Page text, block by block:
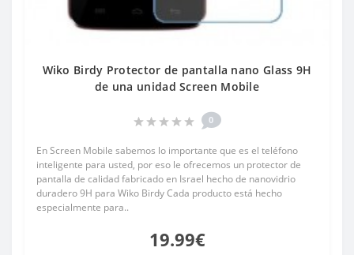
Wiko Birdy Protector de pantalla nano Glass 9H
de una unidad Screen Mobile
0
En Screen Mobile sabemos lo importante que es el teléfono
inteligente para usted, por eso le ofrecemos un protector de
pantalla de calidad fabricado en Israel hecho de nanovidrio
duradero 9H para Wiko Birdy Cada producto está hecho
especialmente para..
19.99€